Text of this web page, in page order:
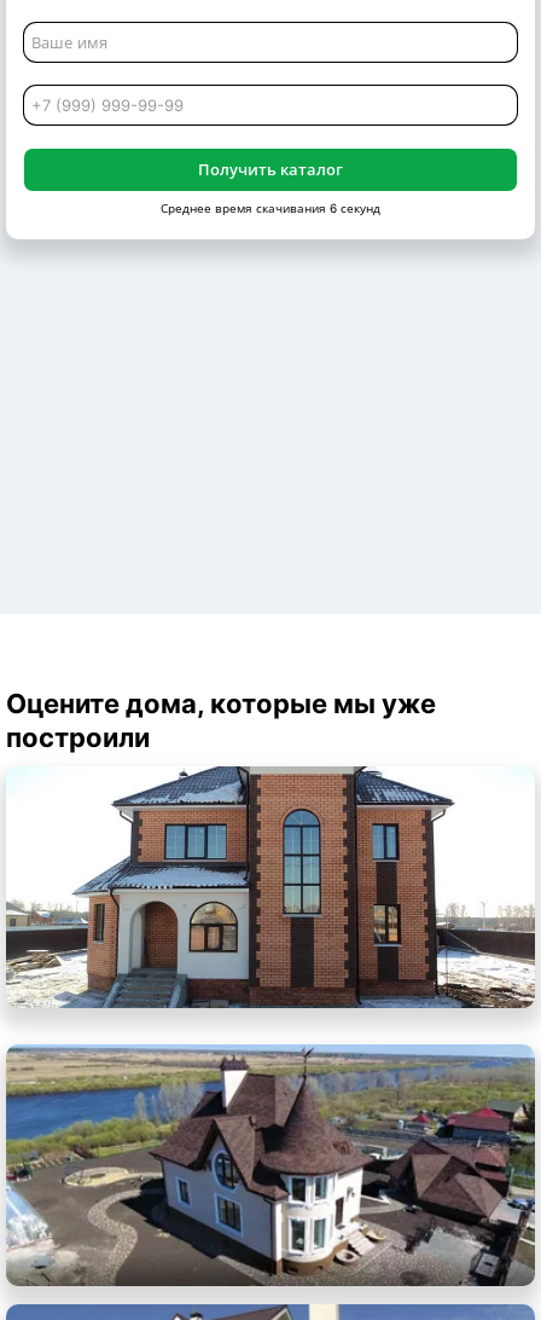
Получить каталог
Среднее время скачивания 6 секунд
Оцените дома, которые мы уже
построили